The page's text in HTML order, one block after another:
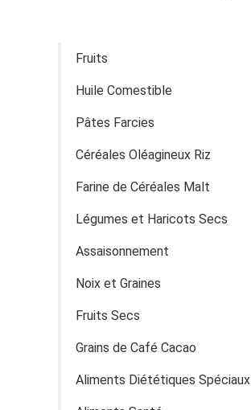
Fruits
Huile Comestible
Pâtes Farcies
Céréales Oléagineux Riz
Farine de Céréales Malt
Légumes et Haricots Secs
Assaisonnement
Noix et Graines
Fruits Secs
Grains de Café Cacao
Aliments Diététiques Spéciaux